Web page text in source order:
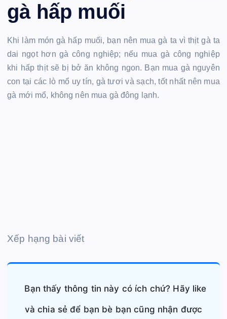
gà hấp muối
Khi làm món gà hấp muối, bạn nên mua gà ta vì thịt gà ta
dai ngọt hơn gà công nghiệp; nếu mua gà công nghiệp
khi hấp thịt sẽ bị bở ăn không ngon. Bạn mua gà nguyên
con tại các lò mổ uy tín, gà tươi và sạch, tốt nhất nên mua
gà mới mổ, không nên mua gà đông lạnh.
Xếp hạng bài viết
Bạn thấy thông tin này có ích chứ? Hãy like
và chia sẻ để bạn bè bạn cũng nhận được